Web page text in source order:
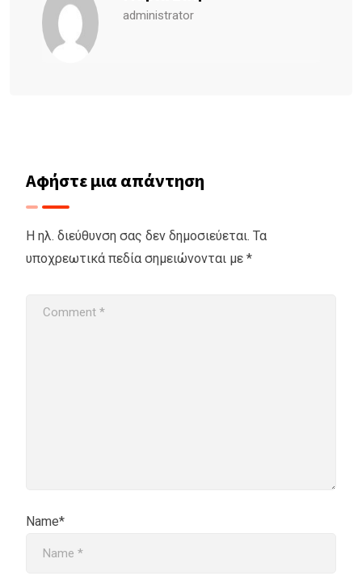
administrator
Αφήστε μια απάντηση
Η ηλ. διεύθυνση σας δεν δημοσιεύεται. Τα
υποχρεωτικά πεδία σημειώνονται με *
Name*